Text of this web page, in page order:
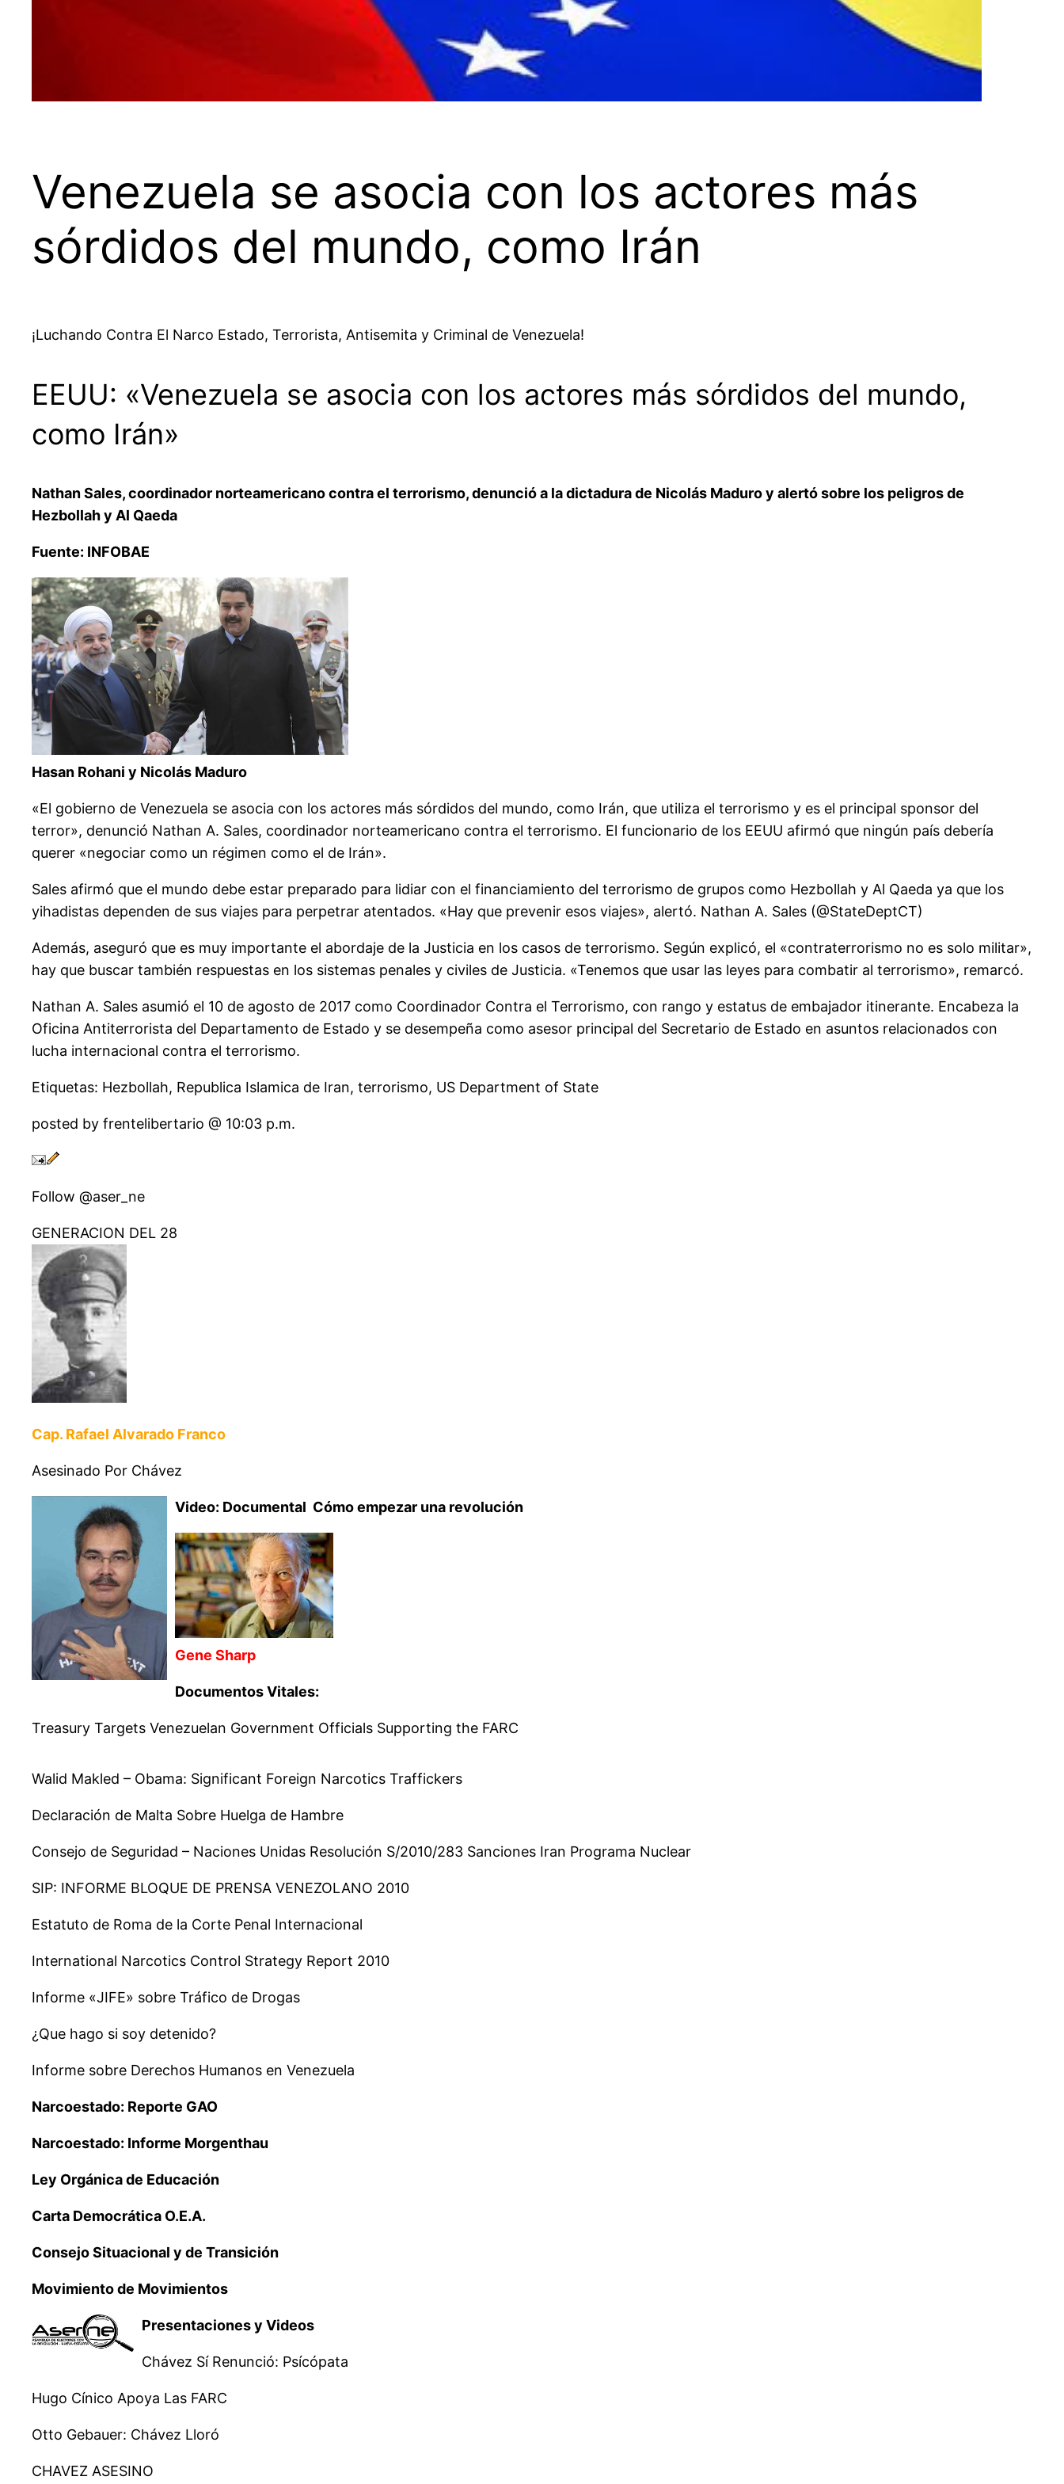
Venezuela se asocia con los actores más
sórdidos del mundo, como Irán
¡Luchando Contra El Narco Estado, Terrorista, Antisemita y Criminal de Venezuela!
EEUU: «Venezuela se asocia con los actores más sórdidos del mundo,
como Irán»
Nathan Sales, coordinador norteamericano contra el terrorismo, denunció a la dictadura de Nicolás Maduro y alertó sobre los peligros de
Hezbollah y Al Qaeda
Fuente: INFOBAE
Hasan Rohani y Nicolás Maduro
«El gobierno de Venezuela se asocia con los actores más sórdidos del mundo, como Irán, que utiliza el terrorismo y es el principal sponsor del
terror», denunció Nathan A. Sales, coordinador norteamericano contra el terrorismo. El funcionario de los EEUU afirmó que ningún país debería
querer «negociar como un régimen como el de Irán».
Sales afirmó que el mundo debe estar preparado para lidiar con el financiamiento del terrorismo de grupos como Hezbollah y Al Qaeda ya que los
yihadistas dependen de sus viajes para perpetrar atentados. «Hay que prevenir esos viajes», alertó. Nathan A. Sales (@StateDeptCT)
Además, aseguró que es muy importante el abordaje de la Justicia en los casos de terrorismo. Según explicó, el «contraterrorismo no es solo militar»,
hay que buscar también respuestas en los sistemas penales y civiles de Justicia. «Tenemos que usar las leyes para combatir al terrorismo», remarcó.
Nathan A. Sales asumió el 10 de agosto de 2017 como Coordinador Contra el Terrorismo, con rango y estatus de embajador itinerante. Encabeza la
Oficina Antiterrorista del Departamento de Estado y se desempeña como asesor principal del Secretario de Estado en asuntos relacionados con
lucha internacional contra el terrorismo.
Etiquetas: Hezbollah, Republica Islamica de Iran, terrorismo, US Department of State
posted by frentelibertario @ 10:03 p.m.
Follow @aser_ne
GENERACION DEL 28
Cap. Rafael Alvarado Franco
Asesinado Por Chávez
Video: Documental Cómo empezar una revolución
Gene Sharp
Documentos Vitales:
Treasury Targets Venezuelan Government Officials Supporting the FARC
Walid Makled – Obama: Significant Foreign Narcotics Traffickers
Declaración de Malta Sobre Huelga de Hambre
Consejo de Seguridad – Naciones Unidas Resolución S/2010/283 Sanciones Iran Programa Nuclear
SIP: INFORME BLOQUE DE PRENSA VENEZOLANO 2010
Estatuto de Roma de la Corte Penal Internacional
International Narcotics Control Strategy Report 2010
Informe «JIFE» sobre Tráfico de Drogas
¿Que hago si soy detenido?
Informe sobre Derechos Humanos en Venezuela
Narcoestado: Reporte GAO
Narcoestado: Informe Morgenthau
Ley Orgánica de Educación
Carta Democrática O.E.A.
Consejo Situacional y de Transición
Movimiento de Movimientos
Presentaciones y Videos
Chávez Sí Renunció: Psícópata
Hugo Cínico Apoya Las FARC
Otto Gebauer: Chávez Lloró
CHAVEZ ASESINO